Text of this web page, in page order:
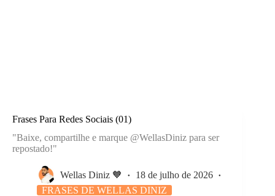
Frases Para Redes Sociais (01)
"Baixe, compartilhe e marque @WellasDiniz para ser
repostado!"
Wellas Diniz 🧡
18 de julho de 2026
FRASES DE WELLAS DINIZ